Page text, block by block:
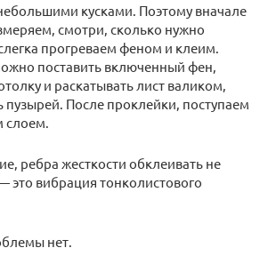
кусками. Поэтому вначале
смотри, сколько нужно
прогреваем феном и клеим.
поставить включенный фен,
и раскатывать лист валиком,
пузырей. После проклейки, поступаем
слоем.
ребра жесткости обклеивать не
вибрация тонколистового
нет.